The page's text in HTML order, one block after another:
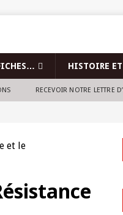
HISTOIRE
RECEVOIR NOTRE LETTRE
et le